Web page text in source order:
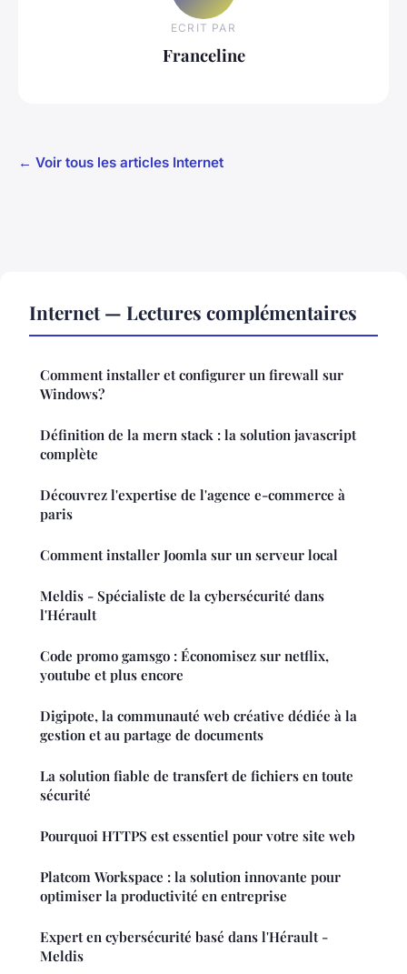
ECRIT PAR
Franceline
← Voir tous les articles Internet
Internet — Lectures complémentaires
Comment installer et configurer un firewall sur
Windows?
Définition de la mern stack : la solution javascript
complète
Découvrez l'expertise de l'agence e-commerce à
paris
Comment installer Joomla sur un serveur local
Meldis - Spécialiste de la cybersécurité dans
l'Hérault
Code promo gamsgo : Économisez sur netflix,
youtube et plus encore
Digipote, la communauté web créative dédiée à la
gestion et au partage de documents
La solution fiable de transfert de fichiers en toute
sécurité
Pourquoi HTTPS est essentiel pour votre site web
Platcom Workspace : la solution innovante pour
optimiser la productivité en entreprise
Expert en cybersécurité basé dans l'Hérault -
Meldis